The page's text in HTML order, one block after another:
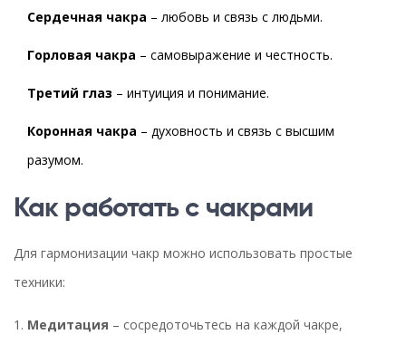
Сердечная чакра – любовь и связь с людьми.
Горловая чакра – самовыражение и честность.
Третий глаз – интуиция и понимание.
Коронная чакра – духовность и связь с высшим
разумом.
Как работать с чакрами
Для гармонизации чакр можно использовать простые
техники:
Медитация – сосредоточьтесь на каждой чакре,